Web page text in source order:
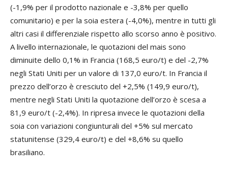
(-1,9% per il prodotto nazionale e -3,8% per quello
comunitario) e per la soia estera (-4,0%), mentre in tutti gli
altri casi il differenziale rispetto allo scorso anno è positivo.
A livello internazionale, le quotazioni del mais sono
diminuite dello 0,1% in Francia (168,5 euro/t) e del -2,7%
negli Stati Uniti per un valore di 137,0 euro/t. In Francia il
prezzo dell’orzo è cresciuto del +2,5% (149,9 euro/t),
mentre negli Stati Uniti la quotazione dell’orzo è scesa a
81,9 euro/t (-2,4%). In ripresa invece le quotazioni della
soia con variazioni congiunturali del +5% sul mercato
statunitense (329,4 euro/t) e del +8,6% su quello
brasiliano.